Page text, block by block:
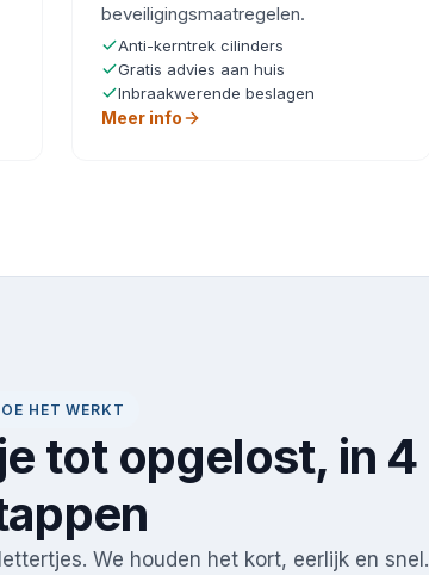
beveiligingsmaatregelen.
Anti-kerntrek cilinders
Gratis advies aan huis
Inbraakwerende beslagen
Meer info
HET WERKT
tot opgelost, in 4
We houden het kort, eerlijk en snel.